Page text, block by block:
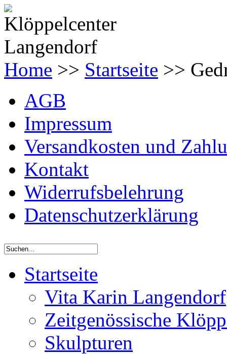
Home >> Startseite >>
AGB
Impressum
Versandkosten und
Kontakt
Widerrufsbelehrung
Datenschutzerklärung
Startseite
Vita Karin Langendorf
Zeitgenössische
Skulpturen